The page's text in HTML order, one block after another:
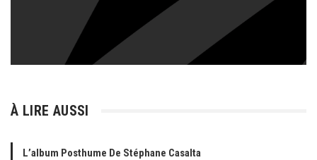
À LIRE AUSSI
L’album Posthume De Stéphane Casalta